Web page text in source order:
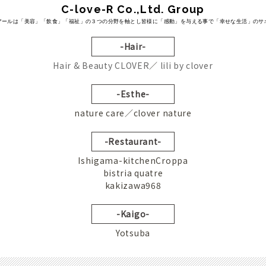
C-love-R Co.,Ltd. Group
ルは「美容」「飲食」「福祉」の３つの分野を軸とし皆様に「感動」を与える事で「幸せな生活」のサ
-Hair-
Hair & Beauty CLOVER／ lili by clover
-Esthe-
nature care／clover nature
-Restaurant-
Ishigama-kitchenCroppa
bistria quatre
kakizawa968
-Kaigo-
Yotsuba